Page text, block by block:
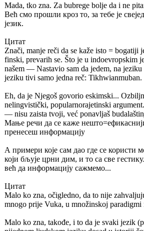
Mada, tko zna. Za bubrege bolje da i ne
Већ смо прошли кроз то, за тебе је
језик.
Цитат
Znači, manje reči da se kaže isto =
finski, prevarih se. Što je u indoevropskim
našem — Nastavio sam da jedem, na
jeziku tivi samo jedna reč: Tikhwianmuban.
Eh, da je Njegoš govorio eskimski...
nelingvistički, popularnorajetinski
— nisu zaista tvoji, već ponavljaš
Мање речи да се каже
пренесеш информацију
А примери које сам дао где се користи
који бљује црни дим, и то са све
већ да информацију сажмемо...
Цитат
Malo ko zna, očigledno, da to nije
mnogo prije Vuka, u množinskoj
Malo ko zna, takođe, i to da je svaki jezik